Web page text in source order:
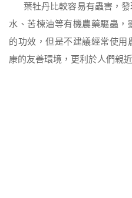
葉牡丹比較容易有蟲害，發
水、苦楝油等有機農藥驅蟲，
的功效，但是不建議經常使
康的友善環境，更利於人們親